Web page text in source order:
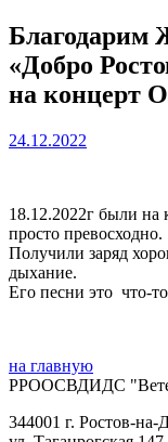
Благодарим
«Добро
на концерт
24.12.2022
18.12.2022г были на
просто превосходно.
Получили заряд
дыхание.
Его песни это что-
на главную
РРООСВДИДС
344001 г. Ростов-на-